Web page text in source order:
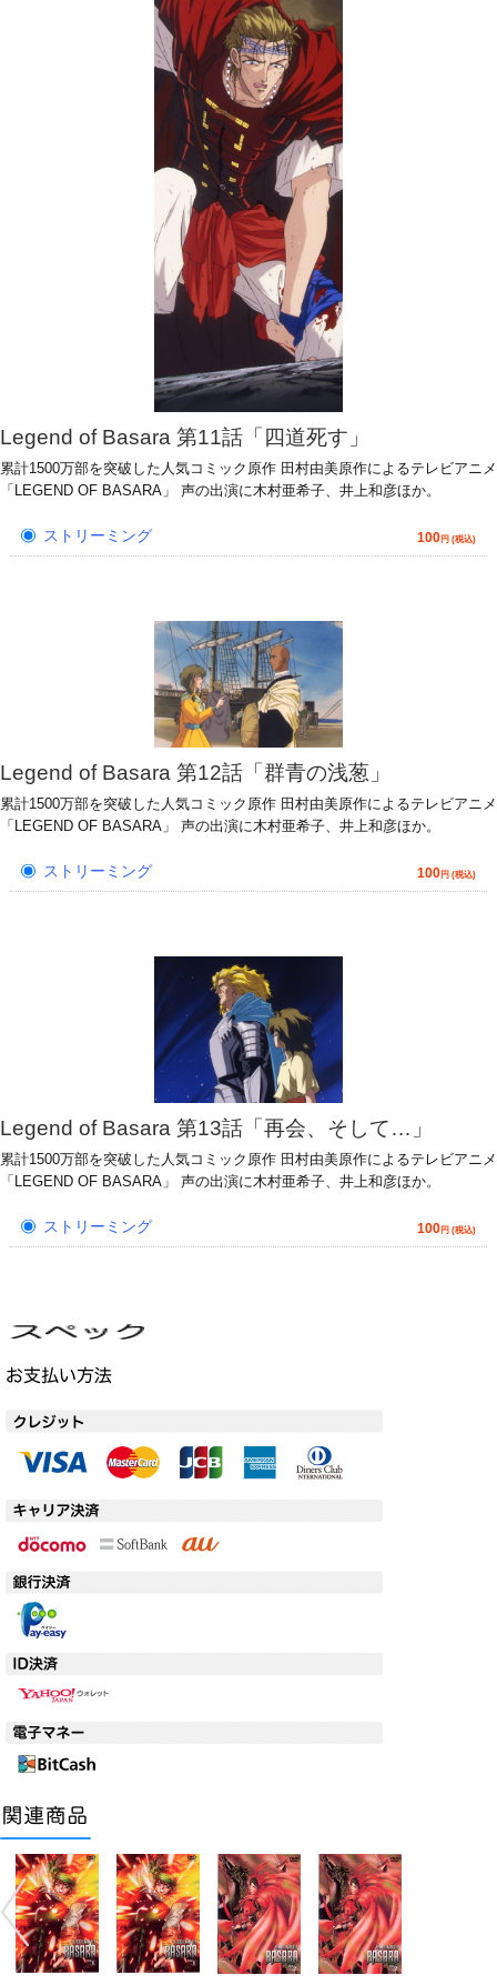
Legend of Basara 第11話「四道死す」
累計1500万部を突破した人気コミック原作 田村由美原作によるテレビアニメ
「LEGEND OF BASARA」 声の出演に木村亜希子、井上和彦ほか。
ストリーミング 100円 (税込)
Legend of Basara 第12話「群青の浅葱」
累計1500万部を突破した人気コミック原作 田村由美原作によるテレビアニメ
「LEGEND OF BASARA」 声の出演に木村亜希子、井上和彦ほか。
ストリーミング 100円 (税込)
Legend of Basara 第13話「再会、そして…」
累計1500万部を突破した人気コミック原作 田村由美原作によるテレビアニメ
「LEGEND OF BASARA」 声の出演に木村亜希子、井上和彦ほか。
ストリーミング 100円 (税込)